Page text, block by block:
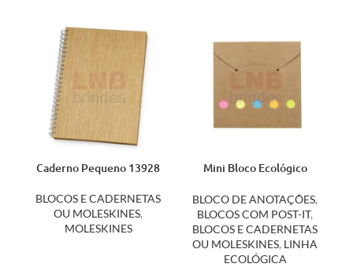
Caderno Pequeno 13928
BLOCOS E CADERNETAS
OU MOLESKINES,
MOLESKINES
Mini Bloco Ecológico
BLOCO DE ANOTAÇÕES,
BLOCOS COM POST-IT,
BLOCOS E CADERNETAS
OU MOLESKINES, LINHA
ECOLÓGICA